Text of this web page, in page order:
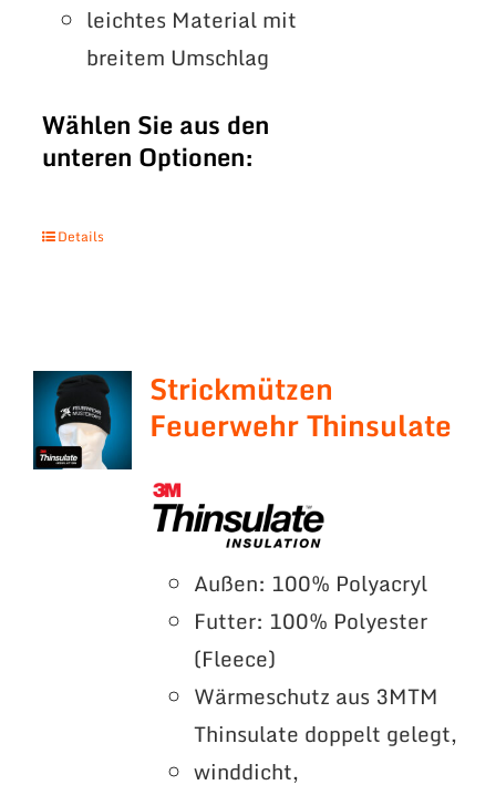
leichtes Material mit
breitem Umschlag
Wählen Sie aus den
unteren Optionen:
Details
Strickmützen
Feuerwehr Thinsulate
Außen: 100% Polyacryl
Futter: 100% Polyester
(Fleece)
Wärmeschutz aus 3MTM
Thinsulate doppelt gelegt,
winddicht,